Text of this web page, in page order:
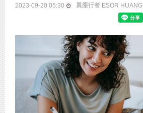
2023-09-20 05:30 異塵行者 ESOR HUANG